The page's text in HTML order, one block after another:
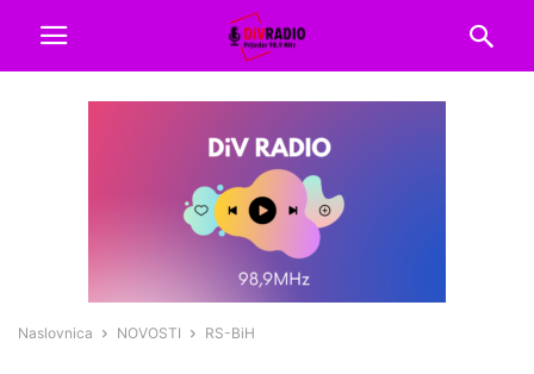
Naslovnica NOVOSTI RS-BiH